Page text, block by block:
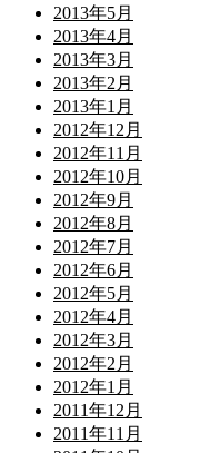
2013年5月
2013年4月
2013年3月
2013年2月
2013年1月
2012年12月
2012年11月
2012年10月
2012年9月
2012年8月
2012年7月
2012年6月
2012年5月
2012年4月
2012年3月
2012年2月
2012年1月
2011年12月
2011年11月